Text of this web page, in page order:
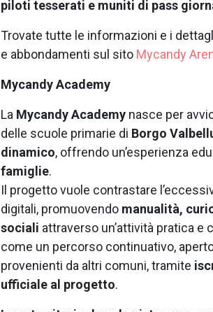
piloti tesserati e muniti di pass
Trovate tutte le informazioni e i
e abbondamenti sul sito Mycandy
Mycandy Academy
La Mycandy Academy nasce per
delle scuole primarie di Borgo
dinamico, offrendo un’esperienza
famiglie.
Il progetto vuole contrastare
digitali, promuovendo manualità,
sociali attraverso un’attività pratica e
come un percorso continuativo,
provenienti da altri comuni, tramite
ufficiale al progetto.